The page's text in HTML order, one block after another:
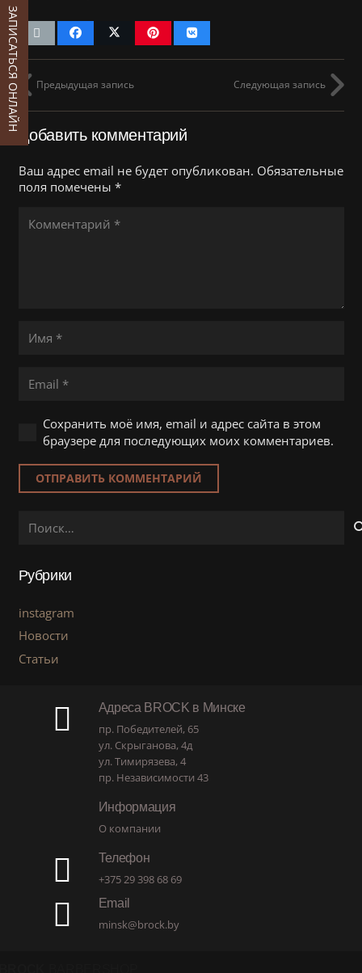
Предыдущая запись Следующая запись
Добавить комментарий
Ваш адрес email не будет опубликован. Обязательные
поля помечены *
Сохранить моё имя, email и адрес сайта в этом
браузере для последующих моих комментариев.
ОТПРАВИТЬ КОММЕНТАРИЙ
Рубрики
instagram
Новости
Статьи
Адреса BROCK в Минске
пр. Победителей, 65
ул. Скрыганова, 4д
ул. Тимирязева, 4
пр. Независимости 43
Информация
О компании
Телефон
+375 29 398 68 69
Email
minsk@brock.by
ЗАПИСАТЬСЯ ОНЛАЙН